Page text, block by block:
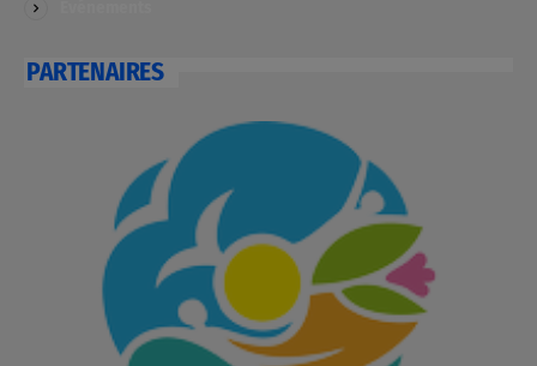
PARTENAIRES